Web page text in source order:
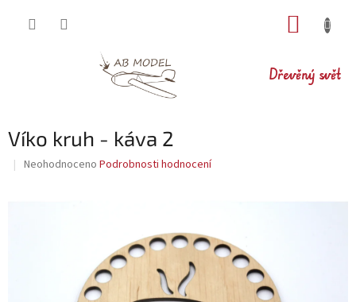
Dřevěný svět
Víko kruh - káva 2
Průměrné
Neohodnoceno Podrobnosti hodnocení